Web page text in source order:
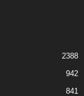
2388
942
841